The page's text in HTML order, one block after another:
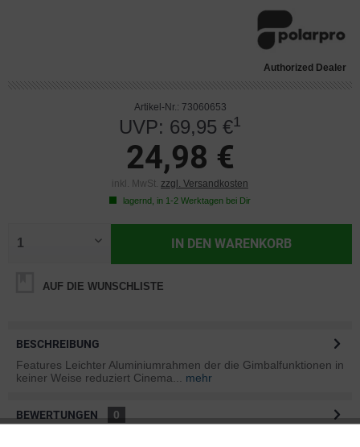
Authorized Dealer
Artikel-Nr.: 73060653
UVP: 69,95 €1
24,98 €
inkl. MwSt. zzgl. Versandkosten
lagernd, in 1-2 Werktagen bei Dir
IN DEN WARENKORB
AUF DIE WUNSCHLISTE
BESCHREIBUNG
Features Leichter Aluminiumrahmen der die Gimbalfunktionen in
keiner Weise reduziert Cinema...
mehr
BEWERTUNGEN
0